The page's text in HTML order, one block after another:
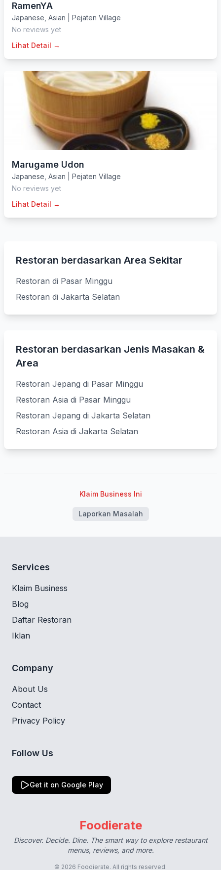
RamenYA
Japanese Asian
Pejaten Village
No reviews yet
Lihat Detail →
Marugame Udon
Japanese Asian
Pejaten Village
No reviews yet
Lihat Detail →
Restoran berdasarkan Area Sekitar
Restoran di Pasar Minggu
Restoran di Jakarta Selatan
Restoran berdasarkan Jenis Masakan &
Area
Restoran Jepang di Pasar Minggu
Restoran Asia di Pasar Minggu
Restoran Jepang di Jakarta Selatan
Restoran Asia di Jakarta Selatan
Klaim Business Ini
Laporkan Masalah
Services
Klaim Business
Blog
Daftar Restoran
Iklan
Company
About Us
Contact
Privacy Policy
Follow Us
Get it on Google Play
Foodierate
Discover. Decide. Dine. The smart way to explore restaurant
menus, reviews, and more.
© 2026 Foodierate. All rights reserved.